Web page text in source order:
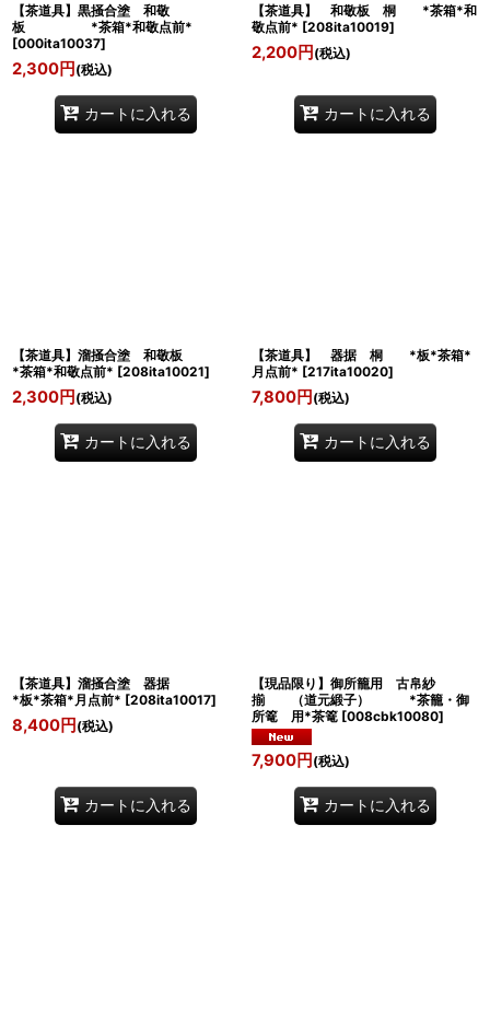
【茶道具】黒掻合塗 和敬
板 *茶箱*和敬点前*
[000ita10037]
2,300円 (税込)
カートに入れる
【茶道具】 和敬板 桐 *茶箱*和
敬点前* [208ita10019]
2,200円 (税込)
カートに入れる
【茶道具】溜掻合塗 和敬板
*茶箱*和敬点前* [208ita10021]
2,300円 (税込)
カートに入れる
【茶道具】 器据 桐 *板*茶箱*
月点前* [217ita10020]
7,800円 (税込)
カートに入れる
【茶道具】溜掻合塗 器据
*板*茶箱*月点前* [208ita10017]
8,400円 (税込)
カートに入れる
【現品限り】御所籠用 古帛紗
揃 （道元緞子） *茶籠・御
所篭 用*茶篭 [008cbk10080]
7,900円 (税込)
カートに入れる